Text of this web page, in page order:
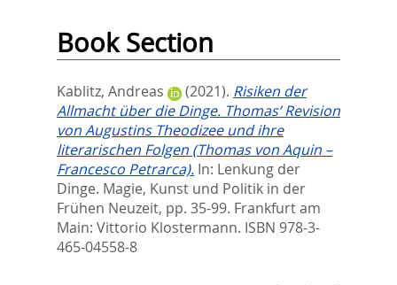
Book Section
Kablitz, Andreas (2021). Risiken der
Allmacht über die Dinge. Thomas’ Revision
von Augustins Theodizee und ihre
literarischen Folgen (Thomas von Aquin –
Francesco Petrarca). In: Lenkung der
Dinge. Magie, Kunst und Politik in der
Frühen Neuzeit, pp. 35-99. Frankfurt am
Main: Vittorio Klostermann. ISBN 978-3-
465-04558-8